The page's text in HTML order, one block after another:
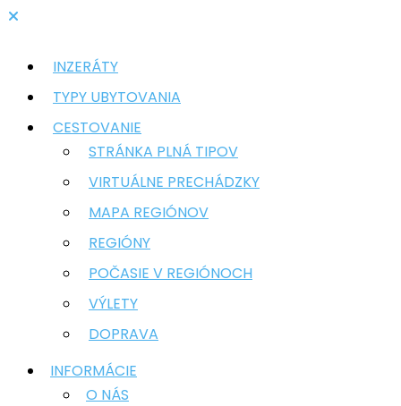
INZERÁTY
TYPY UBYTOVANIA
CESTOVANIE
STRÁNKA PLNÁ TIPOV
VIRTUÁLNE PRECHÁDZKY
MAPA REGIÓNOV
REGIÓNY
POČASIE V REGIÓNOCH
VÝLETY
DOPRAVA
INFORMÁCIE
O NÁS